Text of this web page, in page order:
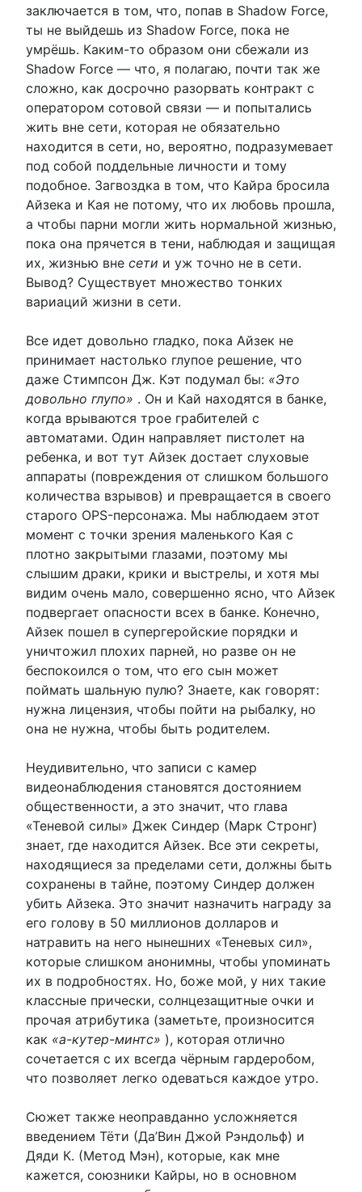
заключается в том, что, попав в Shadow Force,
ты не выйдешь из Shadow Force, пока не
умрёшь. Каким-то образом они сбежали из
Shadow Force — что, я полагаю, почти так же
сложно, как досрочно разорвать контракт с
оператором сотовой связи — и попытались
жить вне сети, которая не обязательно
находится в сети, но, вероятно, подразумевает
под собой поддельные личности и тому
подобное. Загвоздка в том, что Кайра бросила
Айзека и Кая не потому, что их любовь прошла,
а чтобы парни могли жить нормальной жизнью,
пока она прячется в тени, наблюдая и защищая
их, жизнью вне сети и уж точно не в сети.
Вывод? Существует множество тонких
вариаций жизни в сети.
Все идет довольно гладко, пока Айзек не
принимает настолько глупое решение, что
даже Стимпсон Дж. Кэт подумал бы: «Это
довольно глупо» . Он и Кай находятся в банке,
когда врываются трое грабителей с
автоматами. Один направляет пистолет на
ребенка, и вот тут Айзек достает слуховые
аппараты (повреждения от слишком большого
количества взрывов) и превращается в своего
старого OPS-персонажа. Мы наблюдаем этот
момент с точки зрения маленького Кая с
плотно закрытыми глазами, поэтому мы
слышим драки, крики и выстрелы, и хотя мы
видим очень мало, совершенно ясно, что Айзек
подвергает опасности всех в банке. Конечно,
Айзек пошел в супергеройские порядки и
уничтожил плохих парней, но разве он не
беспокоился о том, что его сын может
поймать шальную пулю? Знаете, как говорят:
нужна лицензия, чтобы пойти на рыбалку, но
она не нужна, чтобы быть родителем.
Неудивительно, что записи с камер
видеонаблюдения становятся достоянием
общественности, а это значит, что глава
«Теневой силы» Джек Синдер (Марк Стронг)
знает, где находится Айзек. Все эти секреты,
находящиеся за пределами сети, должны быть
сохранены в тайне, поэтому Синдер должен
убить Айзека. Это значит назначить награду за
его голову в 50 миллионов долларов и
натравить на него нынешних «Теневых сил»,
которые слишком анонимны, чтобы упоминать
их в подробностях. Но, боже мой, у них такие
классные прически, солнцезащитные очки и
прочая атрибутика (заметьте, произносится
как «а-кутер-минтс» ), которая отлично
сочетается с их всегда чёрным гардеробом,
что позволяет легко одеваться каждое утро.
Сюжет также неоправданно усложняется
введением Тёти (Да’Вин Джой Рэндольф) и
Дяди К. (Метод Мэн), которые, как мне
кажется, союзники Кайры, но в основном